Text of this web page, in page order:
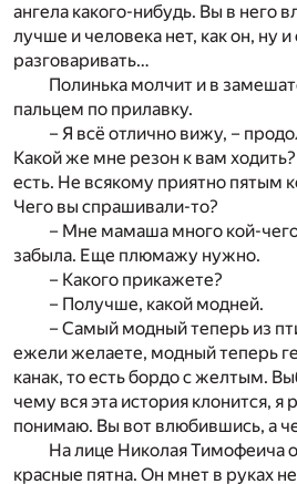
ангела какого-нибудь. Вы в него
лучше и человека нет, как он, ну
разговаривать…
Полинька молчит и в
пальцем по прилавку.
– Я всё отлично вижу, –
Какой же мне резон к вам
есть. Не всякому приятно пятым
Чего вы спрашивали-то?
– Мне мамаша много кой-чего
забыла. Еще плюмажу нужно.
– Какого прикажете?
– Получше, какой модней.
– Самый модный теперь из
ежели желаете, модный теперь
канак, то есть бордо с желтым.
чему вся эта история клонится, я
понимаю. Вы вот влюбившись, а
На лице Николая Тимофеича
красные пятна. Он мнет в руках